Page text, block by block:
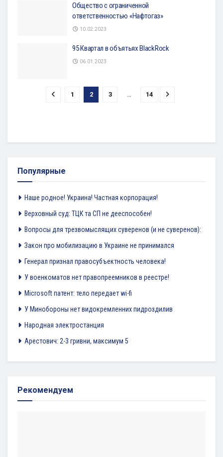
Общество с ограниченной
ответственностью «Нафтогаз»
10.02.2023
95 Квартал в объятьях BlackRock
06.01.2023
1 2 3 14
Популярные
Наше родное! Украина! Частная корпорация!
Верховный суд: ТЦК та СП не дееспособен!
Вопросы для трезвомыслящих суверенов (и не суверенов):
Закон про мобилизацию в Украине не принимался
Генерал признал правосубъектность человека!
У военкоматов нет правопреемников в реестре!
Microsoft патент: тело передает wi-fi
У Минобороны нет видокремленних пидроздилив
Народная электростанция
Арестович: 2-3 гривни, максимум 5
Рекомендуем